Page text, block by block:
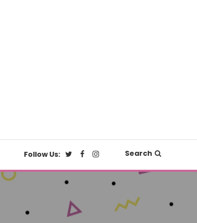
Follow Us: Search